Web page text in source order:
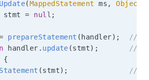
(MappedStatement ms , Object
stmt = null ;
prepareStatement ( handler) ;
// 每
handler . update (stmt) ;
// 立
{
(stmt) ;
// 立